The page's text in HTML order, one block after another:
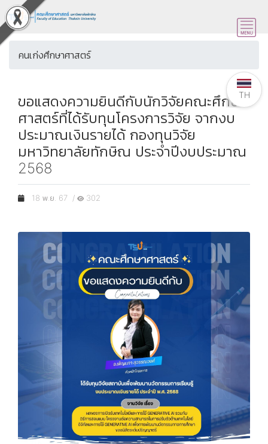
คนเก่งศึกษาศาสตร์
ขอแสดงความยินดีกับนักวิจัยคณะศึกษา
ศาสตร์ที่ได้รับทุนโครงการวิจัย จากงบ
ประมาณเงินรายได้ กองทุนวิจัย
มหาวิทยาลัยทักษิณ ประจำปีงบประมาณ
2568
18 พ.ย. 67 / 302
TH